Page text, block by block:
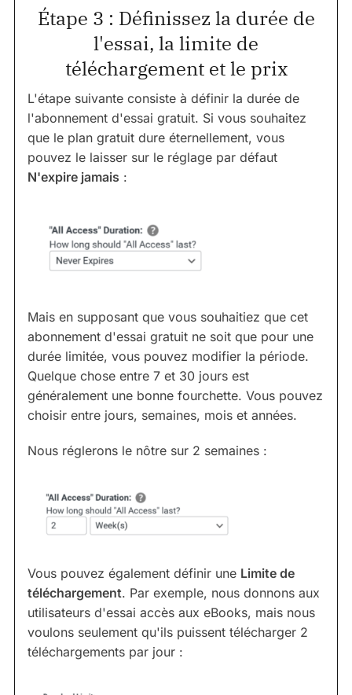
Étape 3 : Définissez la durée de
l'essai, la limite de
téléchargement et le prix
L'étape suivante consiste à définir la durée de
l'abonnement d'essai gratuit. Si vous souhaitez
que le plan gratuit dure éternellement, vous
pouvez le laisser sur le réglage par défaut
N'expire jamais :
Mais en supposant que vous souhaitiez que cet
abonnement d'essai gratuit ne soit que pour une
durée limitée, vous pouvez modifier la période.
Quelque chose entre 7 et 30 jours est
généralement une bonne fourchette. Vous pouvez
choisir entre jours, semaines, mois et années.
Nous réglerons le nôtre sur 2 semaines :
Vous pouvez également définir une Limite de
téléchargement. Par exemple, nous donnons aux
utilisateurs d'essai accès aux eBooks, mais nous
voulons seulement qu'ils puissent télécharger 2
téléchargements par jour :